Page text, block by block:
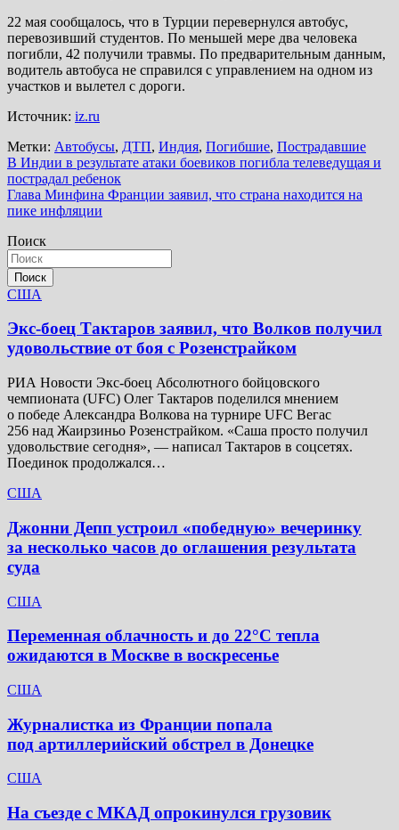
22 мая сообщалось, что в Турции перевернулся автобус,
перевозивший студентов. По меньшей мере два человека
погибли, 42 получили травмы. По предварительным данным,
водитель автобуса не справился с управлением на одном из
участков и вылетел с дороги.
Источник: iz.ru
Метки: Автобусы, ДТП, Индия, Погибшие, Пострадавшие
Навигация
по
записям
В Индии в результате атаки боевиков погибла телеведущая и
пострадал ребенок
Глава Минфина Франции заявил, что страна находится на
пике инфляции
Поиск
Поиск
США
Экс-боец Тактаров заявил, что Волков получил
удовольствие от боя с Розенстрайком
РИА Новости Экс-боец Абсолютного бойцовского
чемпионата (UFC) Олег Тактаров поделился мнением
о победе Александра Волкова на турнире UFC Вегас
256 над Жаирзиньо Розенстрайком. «Саша просто получил
удовольствие сегодня», — написал Тактаров в соцсетях.
Поединок продолжался…
США
Джонни Депп устроил «победную» вечеринку
за несколько часов до оглашения результата
суда
США
Переменная облачность и до 22°C тепла
ожидаются в Москве в воскресенье
США
Журналистка из Франции попала
под артиллерийский обстрел в Донецке
США
На съезде с МКАД опрокинулся грузовик